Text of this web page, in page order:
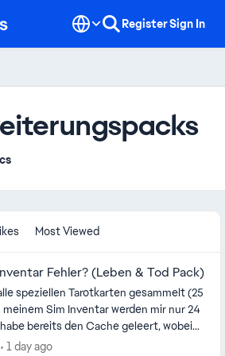
RegisterSign In
Most Viewed
Fehler? (Leben & Tod Pack)
meinem Sim Inventar werden mir nur 24
ich die letzten 2 Karten
1 day ago